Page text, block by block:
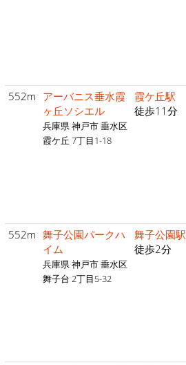
552m アーバニス垂水霞
ヶ丘ソシエル
兵庫県 神戸市 垂水区
霞ケ丘 7丁目1-18
霞ケ丘駅
徒歩11分
552m 舞子公園パークハ
イム
兵庫県 神戸市 垂水区
舞子台 2丁目5-32
舞子公園駅
徒歩2分